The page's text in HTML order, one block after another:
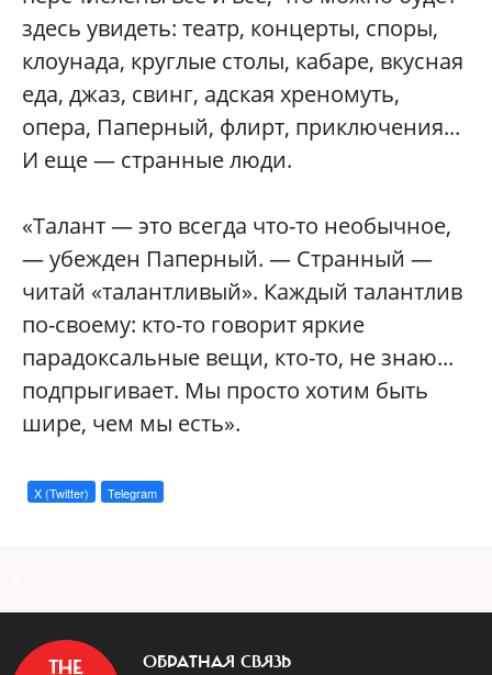
здесь увидеть: театр, концерты, споры,
клоунада, круглые столы, кабаре, вкусная
еда, джаз, свинг, адская хреномуть,
опера, Паперный, флирт, приключения...
И еще — странные люди.
«Талант — это всегда что-то необычное,
— убежден Паперный. — Странный —
читай «талантливый». Каждый талантлив
по-своему: кто-то говорит яркие
парадоксальные вещи, кто-то, не знаю...
подпрыгивает. Мы просто хотим быть
шире, чем мы есть».
X (Twitter) Telegram
ОБРАТНАЯ СВЯЗЬ